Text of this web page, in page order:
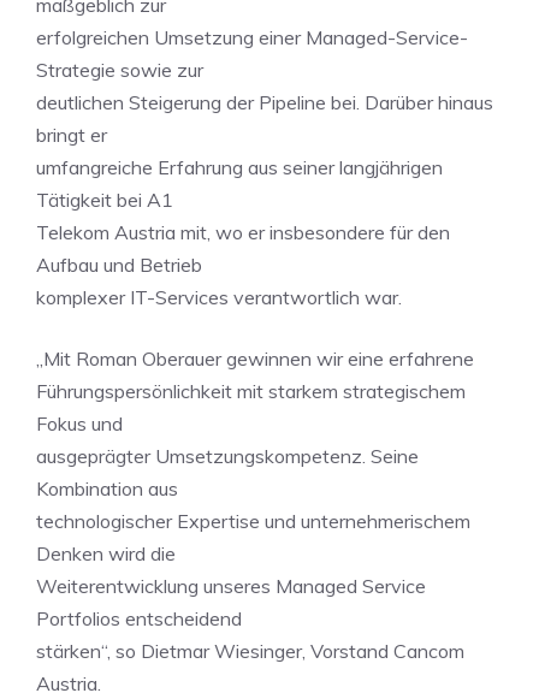
maßgeblich zur
erfolgreichen Umsetzung einer Managed-Service-
Strategie sowie zur
deutlichen Steigerung der Pipeline bei. Darüber hinaus
bringt er
umfangreiche Erfahrung aus seiner langjährigen
Tätigkeit bei A1
Telekom Austria mit, wo er insbesondere für den
Aufbau und Betrieb
komplexer IT-Services verantwortlich war.
„Mit Roman Oberauer gewinnen wir eine erfahrene
Führungspersönlichkeit mit starkem strategischem
Fokus und
ausgeprägter Umsetzungskompetenz. Seine
Kombination aus
technologischer Expertise und unternehmerischem
Denken wird die
Weiterentwicklung unseres Managed Service
Portfolios entscheidend
stärken“, so Dietmar Wiesinger, Vorstand Cancom
Austria.